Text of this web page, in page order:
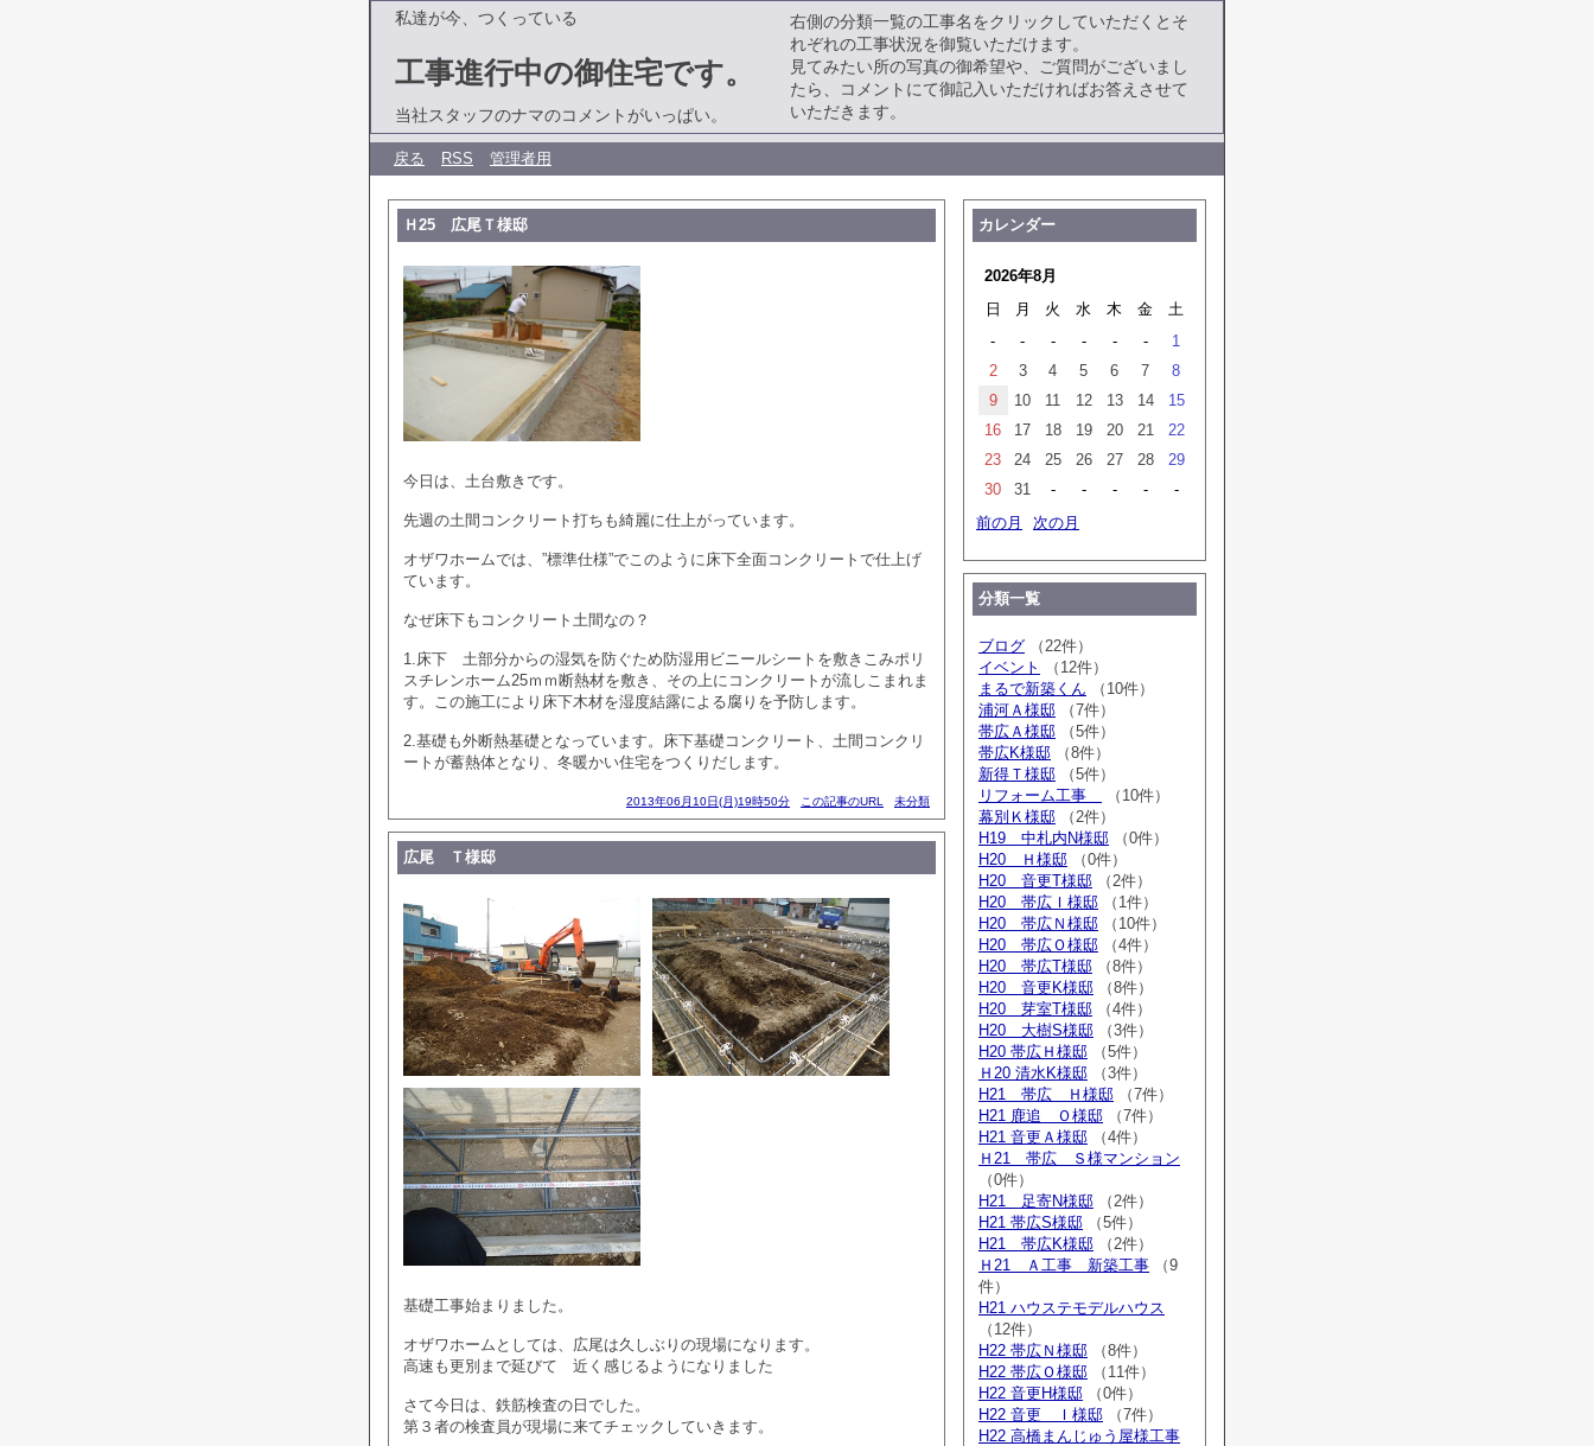
私達が今、つくっている
工事進行中の御住宅です。
当社スタッフのナマのコメントがいっぱい。
右側の分類一覧の工事名をクリックしていただくとそ
れぞれの工事状況を御覧いただけます。
見てみたい所の写真の御希望や、ご質問がございまし
たら、コメントにて御記入いただければお答えさせて
いただきます。
戻る RSS 管理者用
Ｈ25 広尾Ｔ様邸
今日は、土台敷きです。
先週の土間コンクリート打ちも綺麗に仕上がっています。
オザワホームでは、”標準仕様”でこのように床下全面コンクリートで仕上げ
ています。
なぜ床下もコンクリート土間なの？
1.床下 土部分からの湿気を防ぐため防湿用ビニールシートを敷きこみポリ
スチレンホーム25ｍｍ断熱材を敷き、その上にコンクリートが流しこまれま
す。この施工により床下木材を湿度結露による腐りを予防します。
2.基礎も外断熱基礎となっています。床下基礎コンクリート、土間コンクリ
ートが蓄熱体となり、冬暖かい住宅をつくりだします。
2013年06月10日(月)19時50分 この記事のURL 未分類
広尾 Ｔ様邸
基礎工事始まりました。
オザワホームとしては、広尾は久しぶりの現場になります。
高速も更別まで延びて 近く感じるようになりました
さて今日は、鉄筋検査の日でした。
第３者の検査員が現場に来てチェックしていきます。
カレンダー
2026年8月
日
月 火 水 木 金
土
-
- - - - -
1
2
3 4 5 6 7
8
9
10 11 12 13 14
15
16
17 18 19 20 21
22
23
24 25 26 27 28
29
30
31 - - - -
-
前の月
次の月
分類一覧
ブログ （22件）
イベント
（12件）
まるで新築くん （10件）
浦河Ａ様邸 （7件）
帯広Ａ様邸 （5件）
帯広K様邸 （8件）
新得Ｔ様邸 （5件）
リフォーム工事
（10件）
幕別Ｋ様邸 （2件）
H19 中札内N様邸 （0件）
H20 Ｈ様邸 （0件）
H20 音更T様邸 （2件）
H20 帯広Ｉ様邸 （1件）
H20 帯広Ｎ様邸 （10件）
H20 帯広Ｏ様邸 （4件）
H20 帯広T様邸 （8件）
H20 音更K様邸 （8件）
H20 芽室T様邸 （4件）
H20 大樹S様邸 （3件）
H20 帯広Ｈ様邸 （5件）
Ｈ20 清水K様邸 （3件）
H21 帯広 Ｈ様邸 （7件）
H21 鹿追 Ｏ様邸 （7件）
H21 音更Ａ様邸 （4件）
Ｈ21 帯広 Ｓ様マンション
（0件）
H21 足寄N様邸 （2件）
H21 帯広S様邸 （5件）
H21 帯広K様邸 （2件）
Ｈ21 Ａ工事 新築工事 （9
件）
H21 ハウステモデルハウス
（12件）
H22 帯広Ｎ様邸 （8件）
H22 帯広Ｏ様邸 （11件）
H22 音更H様邸 （0件）
H22 音更 Ｉ様邸 （7件）
H22 高橋まんじゅう屋様工事